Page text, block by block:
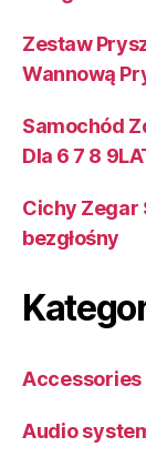
Zestaw
Wannową
Samochód
Dla 6 7 8
Cichy Zegar
bezgłośny
Accessories
Audio